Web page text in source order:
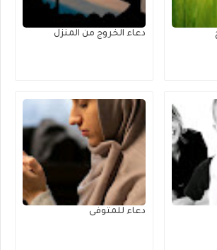
دعاء الخروج من المنزل
دعاء للمتوفى